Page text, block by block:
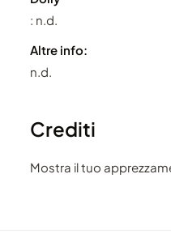
: n.d.
Altre info:
n.d.
Crediti
Mostra il tuo